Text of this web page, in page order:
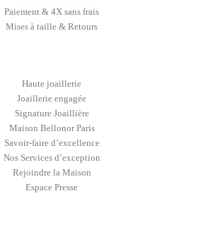
Paiement & 4X sans frais
Mises à taille & Retours
Haute joaillerie
Joaillerie engagée
Signature Joaillière
Maison Bellonor Paris
Savoir-faire d’excellence
Nos Services d’exception
Rejoindre la Maison
Espace Presse